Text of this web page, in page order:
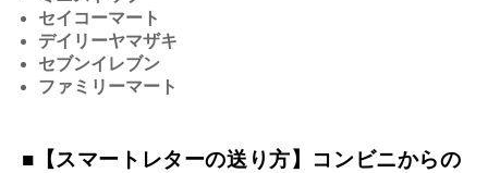
セイコーマート
デイリーヤマザキ
セブンイレブン
ファミリーマート
■【スマートレターの送り方】コンビニからの